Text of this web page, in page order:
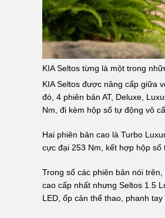
KIA Seltos từng là một trong
KIA Seltos được nâng cấp giữa
đó, 4 phiên bản AT, Deluxe,
Nm, đi kèm hộp số tự động vô
Hai phiên bản cao là Turbo
cực đại 253 Nm, kết hợp hộp số
Trong số các phiên bản nói
cao cấp nhất nhưng Seltos 1.5
LED, ốp cản thể thao, phanh